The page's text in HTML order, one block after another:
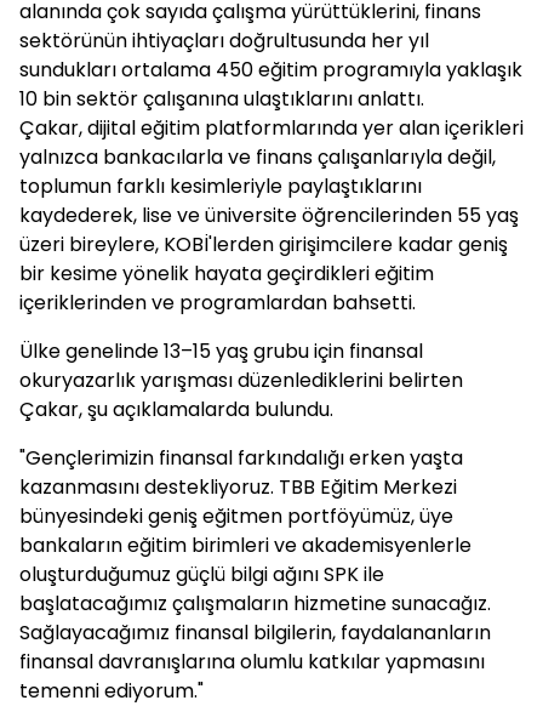
alanında çok sayıda çalışma yürüttüklerini, finans
sektörünün ihtiyaçları doğrultusunda her yıl
sundukları ortalama 450 eğitim programıyla yaklaşık
10 bin sektör çalışanına ulaştıklarını anlattı.
Çakar, dijital eğitim platformlarında yer alan içerikleri
yalnızca bankacılarla ve finans çalışanlarıyla değil,
toplumun farklı kesimleriyle paylaştıklarını
kaydederek, lise ve üniversite öğrencilerinden 55 yaş
üzeri bireylere, KOBİ'lerden girişimcilere kadar geniş
bir kesime yönelik hayata geçirdikleri eğitim
içeriklerinden ve programlardan bahsetti.
Ülke genelinde 13–15 yaş grubu için finansal
okuryazarlık yarışması düzenlediklerini belirten
Çakar, şu açıklamalarda bulundu.
"Gençlerimizin finansal farkındalığı erken yaşta
kazanmasını destekliyoruz. TBB Eğitim Merkezi
bünyesindeki geniş eğitmen portföyümüz, üye
bankaların eğitim birimleri ve akademisyenlerle
oluşturduğumuz güçlü bilgi ağını SPK ile
başlatacağımız çalışmaların hizmetine sunacağız.
Sağlayacağımız finansal bilgilerin, faydalananların
finansal davranışlarına olumlu katkılar yapmasını
temenni ediyorum."